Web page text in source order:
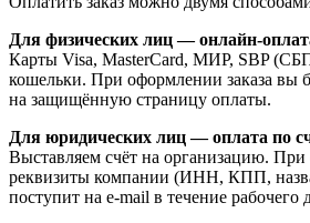
Для физических лиц — онлайн-
Карты Visa, MasterCard, МИР, SBP
кошельки. При оформлении заказа вы
на защищённую страницу оплаты.
Для юридических лиц — оплата по
Выставляем счёт на организацию.
реквизиты компании (ИНН, КПП,
поступит на e-mail в течение рабочего